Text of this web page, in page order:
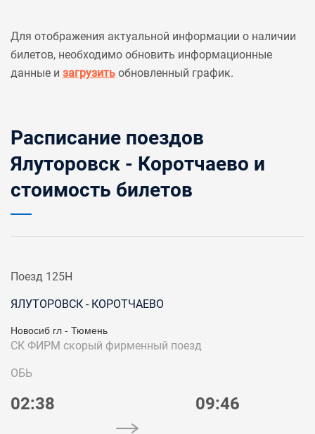
Для отображения актуальной информации о наличии
билетов, необходимо обновить информационные
данные и загрузить обновленный график.
Расписание поездов
Ялуторовск - Коротчаево и
стоимость билетов
Поезд 125Н
ЯЛУТОРОВСК - КОРОТЧАЕВО
Новосиб гл - Тюмень
СК ФИРМ скорый фирменный поезд
ОБЬ
02:38 09:46